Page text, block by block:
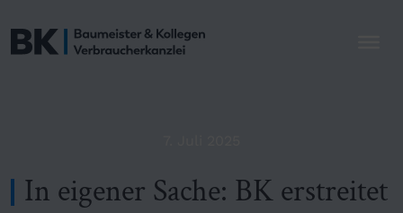
In eigener Sache: BK erstreitet